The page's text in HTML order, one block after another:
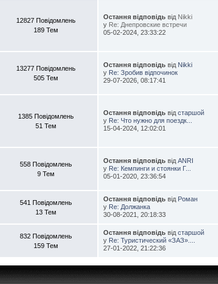
12827 Повідомлень
189 Тем
Остання відповідьвід Nikki
у Re: Днепровские встречи
05-02-2024, 23:33:22
13277 Повідомлень
505 Тем
Остання відповідьвід Nikki
у Re: Зробив відпочинок
29-07-2026, 08:17:41
1385 Повідомлень
51 Тем
Остання відповідьвід старшой
у Re: Что нужно для поездк...
15-04-2024, 12:02:01
558 Повідомлень
9 Тем
Остання відповідьвід ANRI
у Re: Кемпинги и стоянки Г...
05-01-2020, 23:36:54
541 Повідомлень
13 Тем
Остання відповідьвід Роман
у Re: Должанка
30-08-2021, 20:18:33
832 Повідомлень
159 Тем
Остання відповідьвід старшой
у Re: Туристический «ЗАЗ»....
27-01-2022, 21:22:36